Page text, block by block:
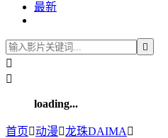
最新



loading...
首页动漫龙珠DAIMA 